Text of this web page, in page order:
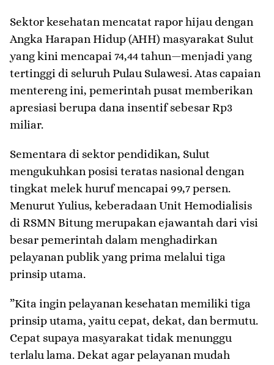
​Sektor kesehatan mencatat rapor hijau dengan
Angka Harapan Hidup (AHH) masyarakat Sulut
yang kini mencapai 74,44 tahun—menjadi yang
tertinggi di seluruh Pulau Sulawesi. Atas capaian
mentereng ini, pemerintah pusat memberikan
apresiasi berupa dana insentif sebesar Rp3
miliar.
Sementara di sektor pendidikan, Sulut
mengukuhkan posisi teratas nasional dengan
tingkat melek huruf mencapai 99,7 persen.
​Menurut Yulius, keberadaan Unit Hemodialisis
di RSMN Bitung merupakan ejawantah dari visi
besar pemerintah dalam menghadirkan
pelayanan publik yang prima melalui tiga
prinsip utama.
​”Kita ingin pelayanan kesehatan memiliki tiga
prinsip utama, yaitu cepat, dekat, dan bermutu.
Cepat supaya masyarakat tidak menunggu
terlalu lama. Dekat agar pelayanan mudah